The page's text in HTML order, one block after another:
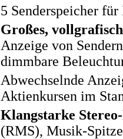
5 Senderspeicher
Großes,
Anzeige von
dimmbare
Abwechselnde
Aktienkursen im
Klangstarke
(RMS), Musik-